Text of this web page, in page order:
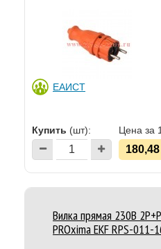
ЕАИСТ
Купить (шт): Цена за
180,48
Вилка прямая 230В
PROxima EKF RPS-